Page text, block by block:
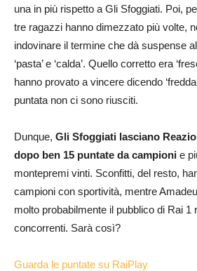
una in più rispetto a Gli Sfoggiati. Poi,
tre ragazzi hanno dimezzato più volte,
indovinare il termine che dà suspense
‘pasta’ e ‘calda’. Quello corretto era
hanno provato a vincere dicendo
puntata non ci sono riusciti.
Dunque, Gli Sfoggiati lasciano
dopo ben 15 puntate da campioni e
montepremi vinti. Sconfitti, del resto,
campioni con sportività, mentre
molto probabilmente il pubblico di Rai 1
concorrenti. Sarà così?
Guarda le puntate su RaiPlay